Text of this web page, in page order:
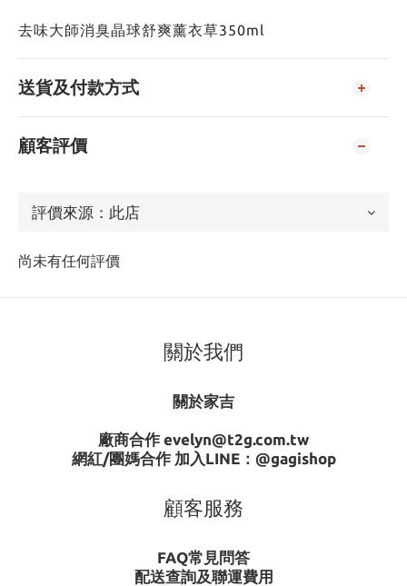
去味大師消臭晶球舒爽薰衣草350ml
送貨及付款方式
顧客評價
尚未有任何評價
關於我們
關於家吉
廠商合作 evelyn@t2g.com.tw
網紅/團媽合作 加入LINE： @gagishop
顧客服務
FAQ常見問答
配送查詢及聯運費用